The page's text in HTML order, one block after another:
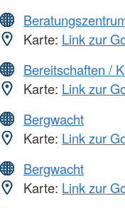
Karte: Link zur
Bereitschaften /
Karte: Link zur
Bergwacht
Karte: Link zur
Bergwacht
Karte: Link zur